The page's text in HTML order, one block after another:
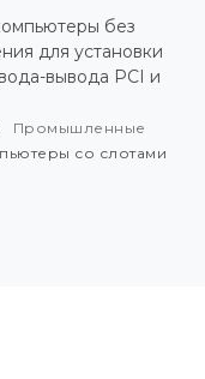
без
для установки
вывода PCI и
Промышленные
со слотами